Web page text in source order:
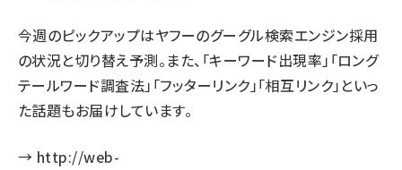
今週のピックアップはヤフーのグーグル検索エンジン採用
の状況と切り替え予測。また、「キーワード出現率」「ロング
テールワード調査法」「フッターリンク」「相互リンク」といっ
た話題もお届けしています。
→ http://web-